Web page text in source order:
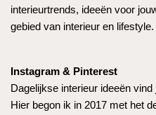
interieurtrends, ideeën voor
gebied van interieur en lifestyle.
Instagram & Pinterest
Dagelijkse interieur ideeën vind
Hier begon ik in 2017 met het